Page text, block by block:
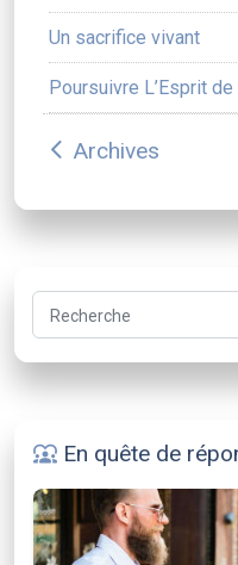
Un sacrifice vivant
Poursuivre L’Esprit de
arrow_back_ios Archives
Recherche
diversity_1 En quête de